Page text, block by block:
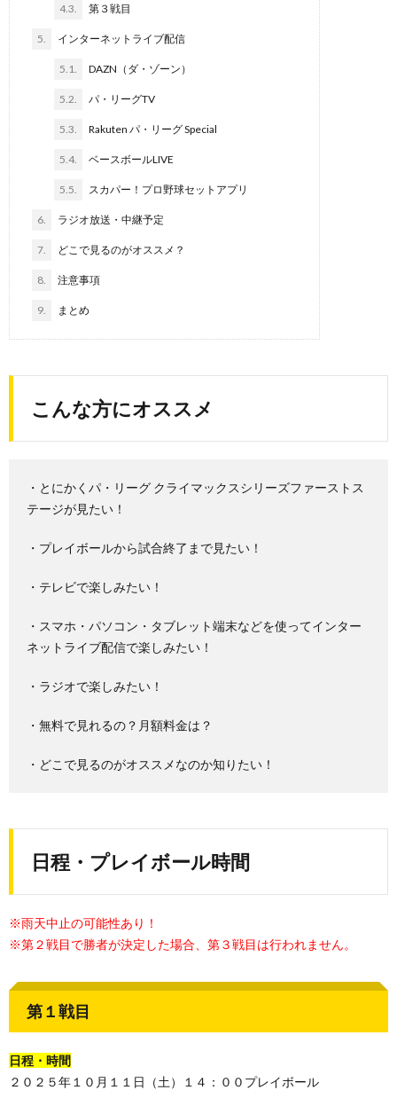
4.3. 第３戦目
5. インターネットライブ配信
5.1. DAZN（ダ・ゾーン）
5.2. パ・リーグTV
5.3. Rakuten パ・リーグ Special
5.4. ベースボールLIVE
5.5. スカパー！プロ野球セットアプリ
6. ラジオ放送・中継予定
7. どこで見るのがオススメ？
8. 注意事項
9. まとめ
こんな方にオススメ
・とにかくパ・リーグ クライマックスシリーズファーストス
テージが見たい！
・プレイボールから試合終了まで見たい！
・テレビで楽しみたい！
・スマホ・パソコン・タブレット端末などを使ってインター
ネットライブ配信で楽しみたい！
・ラジオで楽しみたい！
・無料で見れるの？月額料金は？
・どこで見るのがオススメなのか知りたい！
日程・プレイボール時間
※雨天中止の可能性あり！
※第２戦目で勝者が決定した場合、第３戦目は行われません。
第１戦目
日程・時間
２０２５年１０月１１日（土）１４：００プレイボール